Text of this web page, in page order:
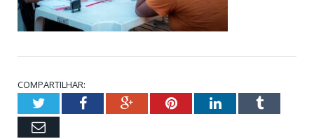
COMPARTILHAR:
TwitterFacebookGoogle+PinterestLinkedInTumblr
Email